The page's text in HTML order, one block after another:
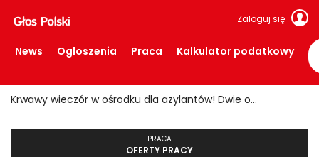
Zaloguj się
News Ogłoszenia Praca Kalkulator podatkowy
Krwawy wieczór w ośrodku dla azylantów! Dwie osoby ranne po ataku nożem
PRACA
OFERTY PRACY